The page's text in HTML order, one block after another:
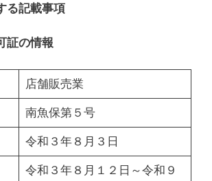
る記載事項
証の情報
店舗販売業
南魚保第５号
令和３年８月３日
令和３年８月１２日～令和９